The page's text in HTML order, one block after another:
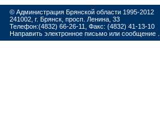
© Администрация Брянской области 1995-2012
241002, г. Брянск, просп. Ленина, 33
Телефон:(4832) 66-26-11, Факс: (4832) 41-13-10
Направить электронное письмо или сообщение ...